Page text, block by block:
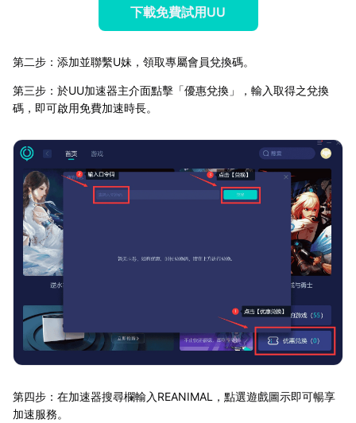
下載免費試用UU
第二步：添加並聯繫U妹，領取專屬會員兌換碼。
第三步：於UU加速器主介面點擊「優惠兌換」，輸入取得之兌換
碼，即可啟用免費加速時長。
第四步：在加速器搜尋欄輸入REANIMAL，點選遊戲圖示即可暢享
加速服務。